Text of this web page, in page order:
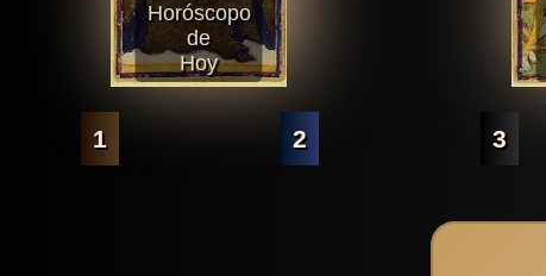
Horóscopo
de
Hoy
1 2 3